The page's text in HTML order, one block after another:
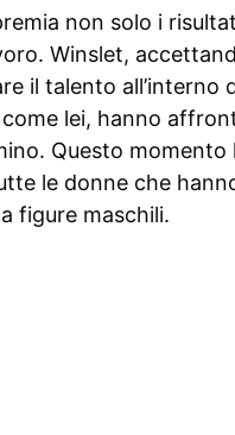
non solo i
Winslet,
il talento all’interno
lei, hanno
Questo
le donne che
figure maschili.